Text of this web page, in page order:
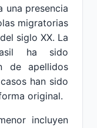
una presencia
migratorias
siglo XX. La
ha sido
de apellidos
han sido
original.
incluyen